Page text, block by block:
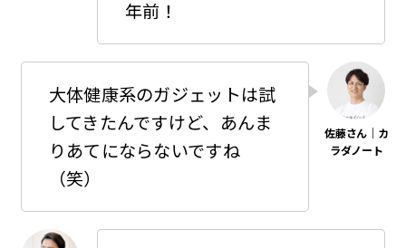
年前！
大体健康系のガジェットは試
してきたんですけど、あんま
りあてにならないですね
（笑）